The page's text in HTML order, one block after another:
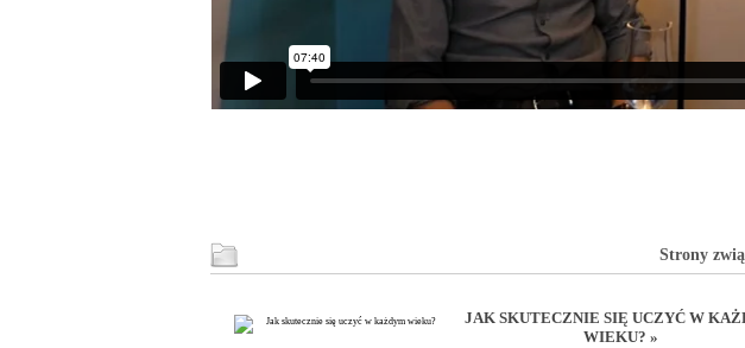
Strony
JAK SKUTECZNIE SIĘ UCZYĆ W
WIEKU? »